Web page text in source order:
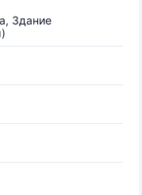
Здание